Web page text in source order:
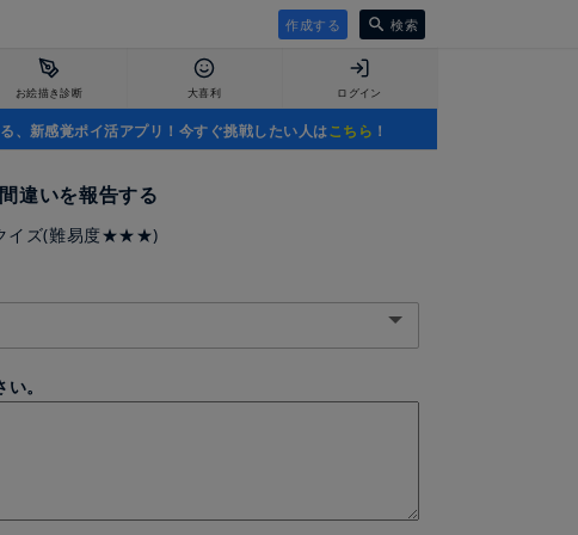
作成する 検索
お絵描き診断 大喜利 ログイン
、新感覚ポイ活アプリ！今すぐ挑戦したい人はこちら ！
違いを報告する
イズ(難易度★★★)
。